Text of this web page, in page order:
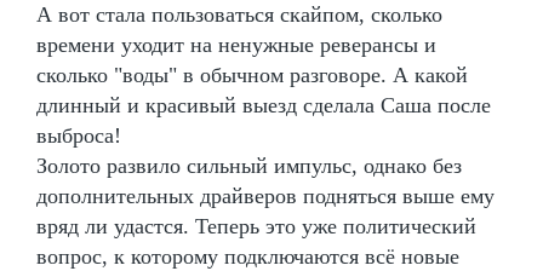
А вот стала пользоваться скайпом, сколько
времени уходит на ненужные реверансы и
сколько "воды" в обычном разговоре. А какой
длинный и красивый выезд сделала Саша после
выброса!
Золото развило сильный импульс, однако без
дополнительных драйверов подняться выше ему
вряд ли удастся. Теперь это уже политический
вопрос, к которому подключаются всё новые